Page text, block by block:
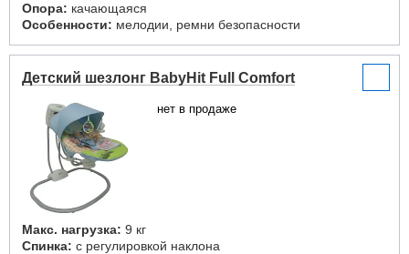
Опора: качающаяся
Особенности: мелодии, ремни безопасности
Детский шезлонг BabyHit Full Comfort
нет в продаже
Макс. нагрузка: 9 кг
Спинка: с регулировкой наклона